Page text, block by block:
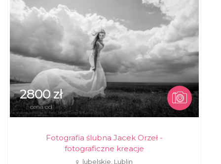
2800 zł
cena od
Fotografia ślubna Jacek Orzeł -
fotograficzne kreacje
lubelskie, Lublin